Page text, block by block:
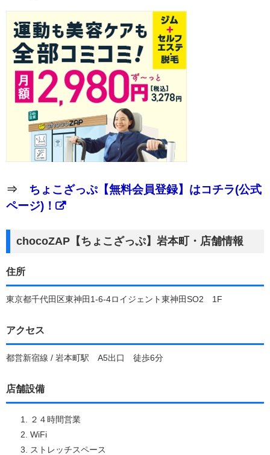
⇒ ちょこざっぷ【無料会員登録】はコチラ(公式
ページ)！
chocoZAP【ちょこざっぷ】岩本町・店舗情報
住所
東京都千代田区東神田1-6-4ロイジェント東神田SO2 1F
アクセス
都営新宿線 / 岩本町駅 A5出口 徒歩6分
店舗設備
２４時間営業
WiFi
ストレッチスペース